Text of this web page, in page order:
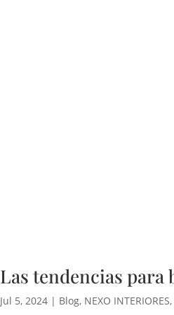
Las tendencias para
Jul 5, 2024 | Blog, NEXO INTERIORES,